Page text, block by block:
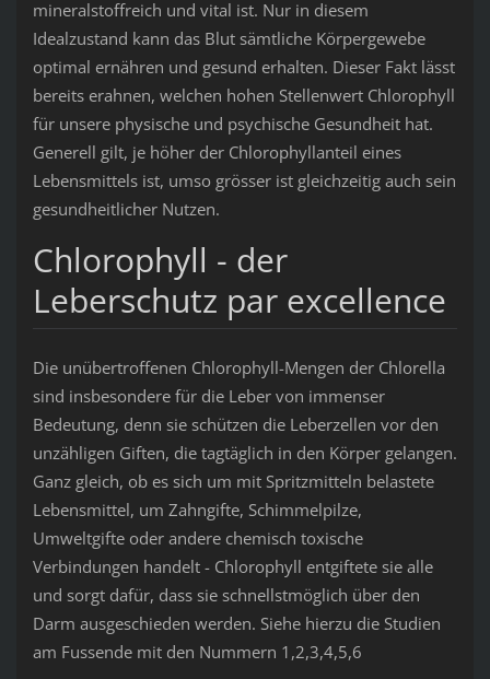
mineralstoffreich und vital ist. Nur in diesem
Idealzustand kann das Blut sämtliche Körpergewebe
optimal ernähren und gesund erhalten. Dieser Fakt lässt
bereits erahnen, welchen hohen Stellenwert Chlorophyll
für unsere physische und psychische Gesundheit hat.
Generell gilt, je höher der Chlorophyllanteil eines
Lebensmittels ist, umso grösser ist gleichzeitig auch sein
gesundheitlicher Nutzen.
Chlorophyll - der
Leberschutz par excellence
Die unübertroffenen Chlorophyll-Mengen der Chlorella
sind insbesondere für die Leber von immenser
Bedeutung, denn sie schützen die Leberzellen vor den
unzähligen Giften, die tagtäglich in den Körper gelangen.
Ganz gleich, ob es sich um mit Spritzmitteln belastete
Lebensmittel, um Zahngifte, Schimmelpilze,
Umweltgifte oder andere chemisch toxische
Verbindungen handelt - Chlorophyll entgiftete sie alle
und sorgt dafür, dass sie schnellstmöglich über den
Darm ausgeschieden werden. Siehe hierzu die Studien
am Fussende mit den Nummern 1,2,3,4,5,6